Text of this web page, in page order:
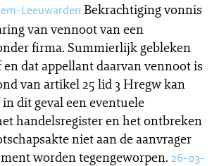
Leeuwarden Bekrachtiging vonnis
van vennoot van een
firma. Summierlijk gebleken
en dat appellant daarvan vennoot is
van artikel 25 lid 3 Hregw kan
dit geval een eventuele
handelsregister en het ontbreken
niet aan de aanvrager
worden tegengeworpen. 26-03-